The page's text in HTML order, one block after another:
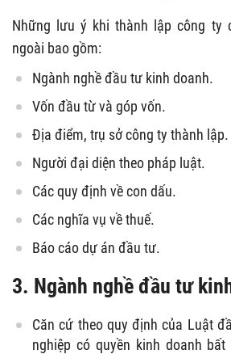
Những lưu ý khi thành lập công ty
ngoài bao gồm:
Ngành nghề đầu tư kinh doanh.
Vốn đầu từ và góp vốn.
Địa điểm, trụ sở công ty thành lập.
Người đại diện theo pháp luật.
Các quy định về con dấu.
Các nghĩa vụ về thuế.
Báo cáo dự án đầu tư.
3. Ngành nghề đầu tư
Căn cứ theo quy định của Luật
nghiệp có quyền kinh doanh